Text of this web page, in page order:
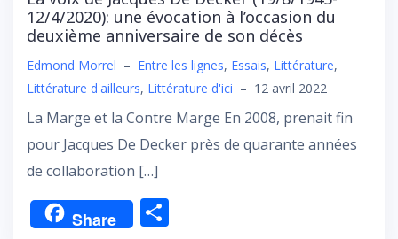
12/4/2020): une évocation à l’occasion du
deuxième anniversaire de son décès
Edmond Morrel – Entre les lignes, Essais, Littérature,
Littérature d'ailleurs, Littérature d'ici – 12 avril 2022
La Marge et la Contre Marge En 2008, prenait fin
pour Jacques De Decker près de quarante années
de collaboration […]
Share